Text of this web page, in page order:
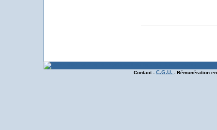
Contact - C.G.U. - Rémunération